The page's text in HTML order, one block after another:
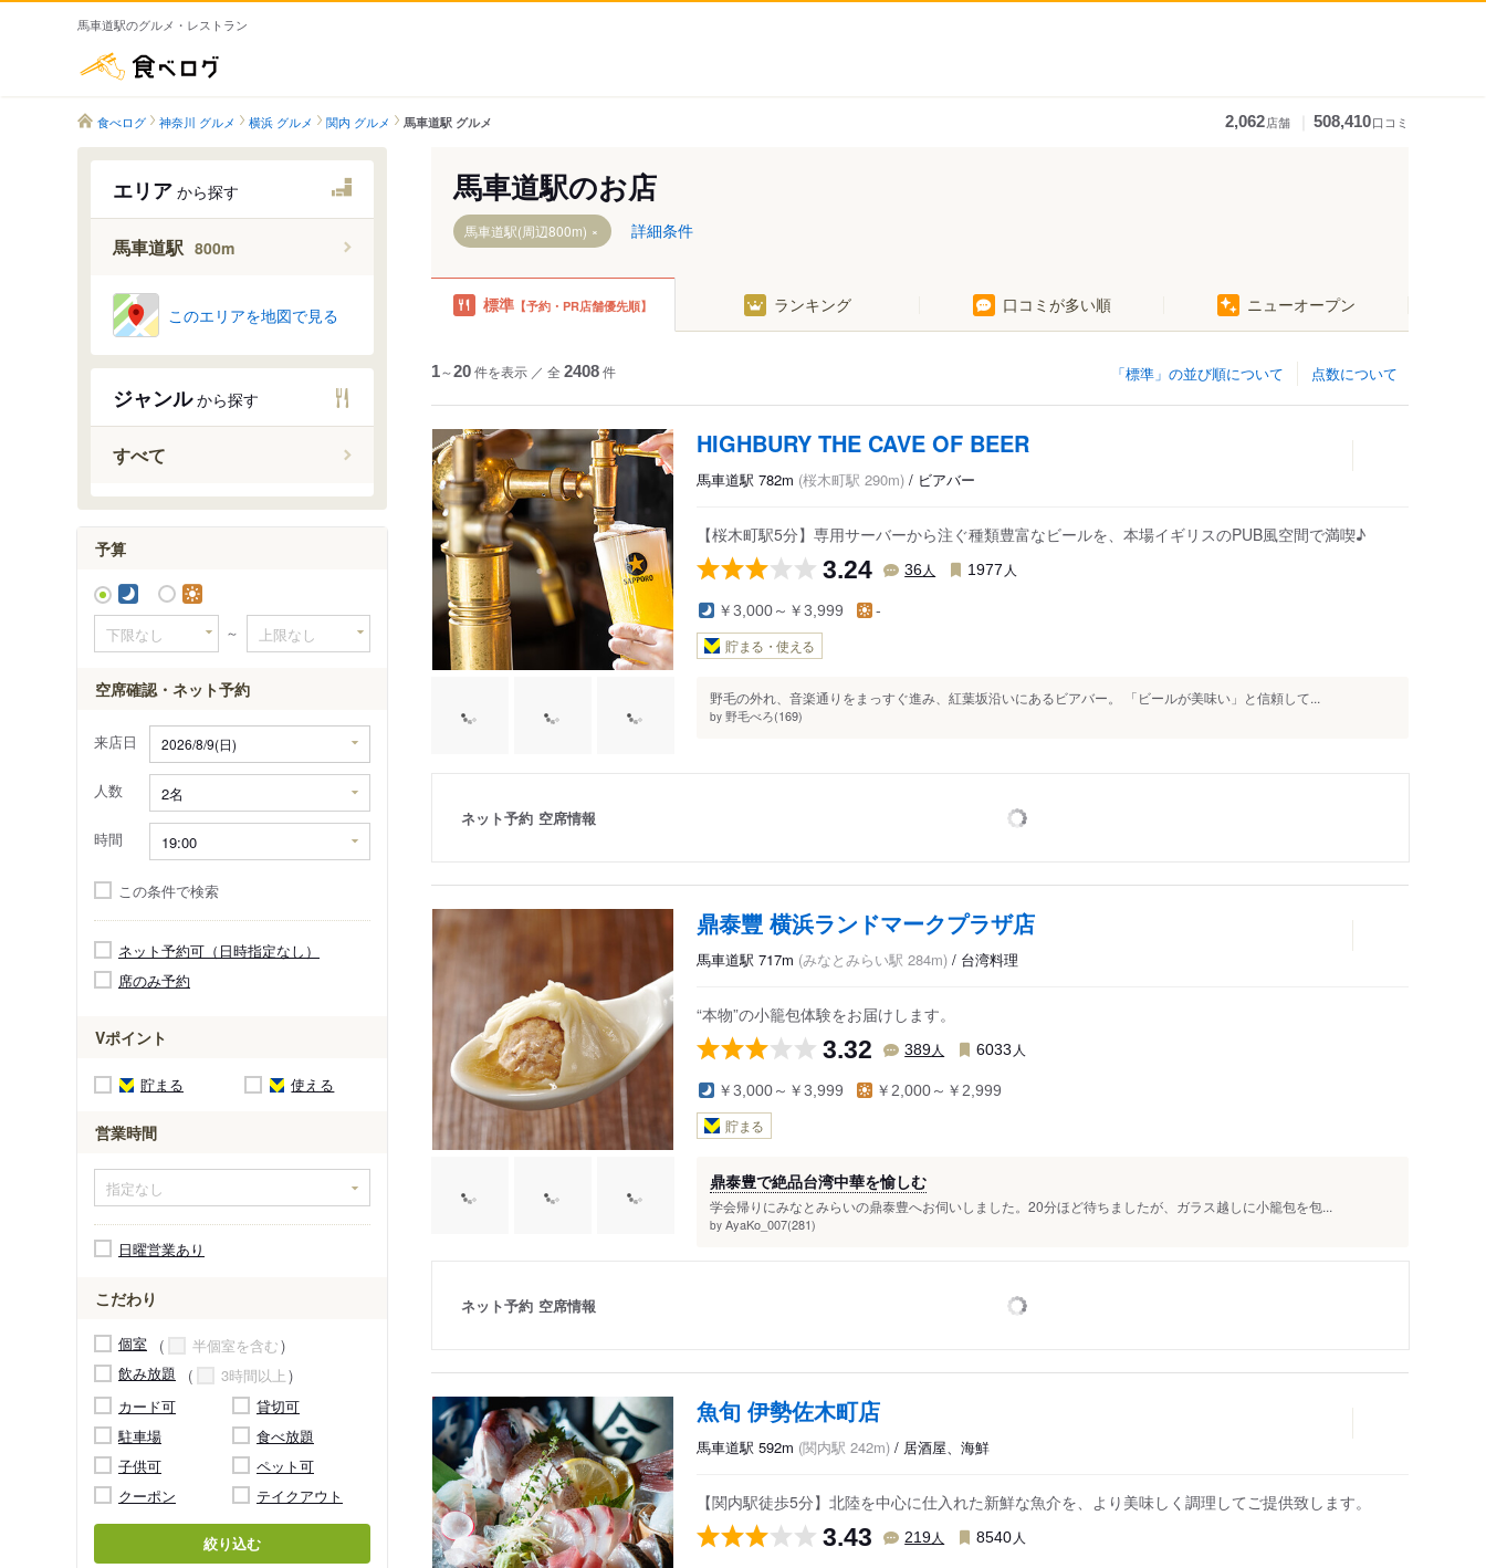
馬車道駅のグルメ・レストラン
食べログ 神奈川 グルメ 横浜 グルメ 関内 グルメ 馬車道駅 グルメ 2,062店舗 508,410口コミ
エリア から探す
馬車道駅 800m
アパホテル&リゾート 横浜ベイタワー
横浜ハンマーヘッド
このエリアを地図で見る
ジャンルから探す
すべて
予算
～
空席確認・ネット予約
来店日
人数
時間
この条件で検索
ネット予約可（日時指定なし）
席のみ予約
Vポイント
貯まる 使える
営業時間
日曜営業あり
こだわり
個室
半個室を含む
飲み放題
3時間以上
カード可
貸切可
駐車場
食べ放題
子供可
ペット可
クーポン
テイクアウト
絞り込む
馬車道駅のお店
馬車道駅(周辺800m) 詳細条件
標準 【予約・PR店舗優先順】 ランキング 口コミが多い順 ニューオープン
点数について
「標準」の並び順について
1～20件を表示 ／ 全 2408件
HIGHBURY THE CAVE OF BEER
馬車道駅 782m (桜木町駅 290m) / ビアバー
【桜木町駅5分】専用サーバーから注ぐ種類豊富なビールを、本場イギリスのPUB風空間で満喫♪
3.24 36人 1977 人
￥3,000～￥3,999 -
貯まる・使える
野毛の外れ、音楽通りをまっすぐ進み、紅葉坂沿いにあるビアバー。 「ビールが美味い」と信頼して...
by 野毛べろ(169)
ネット予約 空席情報
鼎泰豐 横浜ランドマークプラザ店
馬車道駅 717m (みなとみらい駅 284m) / 台湾料理
“本物”の小籠包体験をお届けします。
3.32 389人 6033 人
￥3,000～￥3,999 ￥2,000～￥2,999
貯まる
鼎泰豊で絶品台湾中華を愉しむ
学会帰りにみなとみらいの鼎泰豊へお伺いしました。20分ほど待ちましたが、ガラス越しに小籠包を包...
by AyaKo_007(281)
ネット予約 空席情報
魚旬 伊勢佐木町店
馬車道駅 592m (関内駅 242m) / 居酒屋、海鮮
【関内駅徒歩5分】北陸を中心に仕入れた新鮮な魚介を、より美味しく調理してご提供致します。
3.43 219人 8540 人